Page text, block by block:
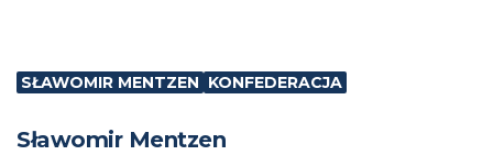
SŁAWOMIR MENTZEN KONFEDERACJA
Sławomir Mentzen